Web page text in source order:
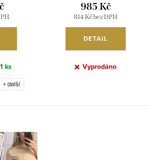
1 ks
+ další
814 Kč bez DPH
985 Kč
DETAIL
Vyprodáno